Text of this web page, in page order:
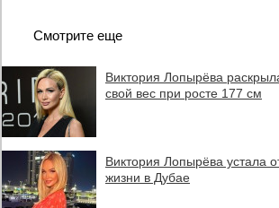
Смотрите еще
Виктория Лопырёва
свой вес при росте 177 см
Виктория Лопырёва устала
жизни в Дубае